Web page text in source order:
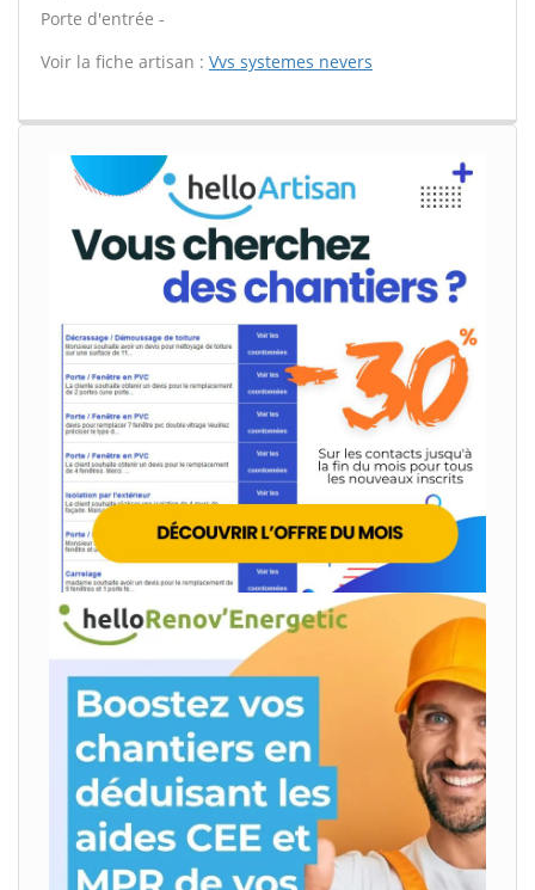
Porte d'entrée -
Voir la fiche artisan : Vvs systemes nevers